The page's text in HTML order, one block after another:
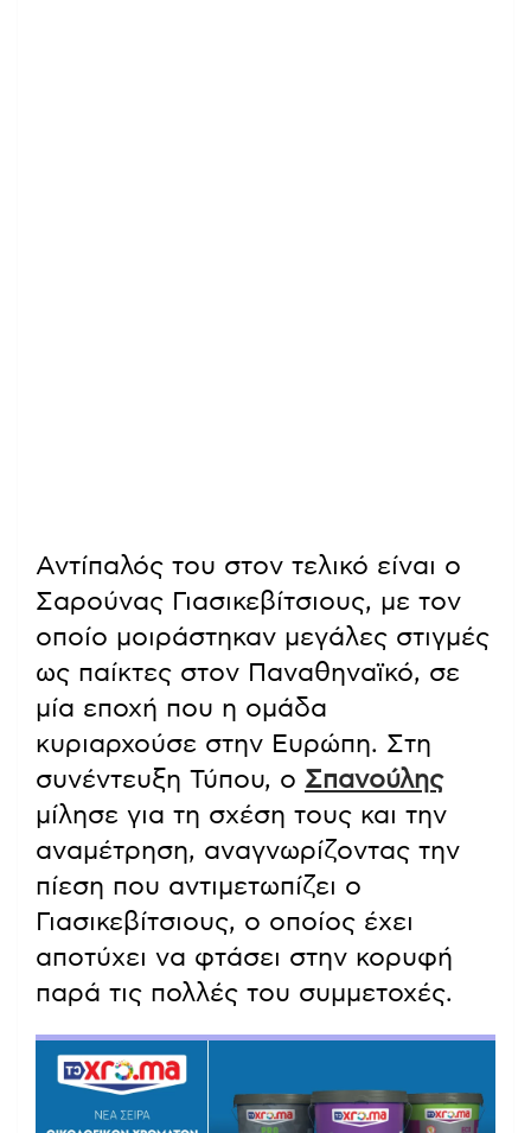
Αντίπαλός του στον τελικό είναι ο
Σαρούνας Γιασικεβίτσιους, με τον
οποίο μοιράστηκαν μεγάλες στιγμές
ως παίκτες στον Παναθηναϊκό, σε
μία εποχή που η ομάδα
κυριαρχούσε στην Ευρώπη. Στη
συνέντευξη Τύπου, ο Σπανούλης
μίλησε για τη σχέση τους και την
αναμέτρηση, αναγνωρίζοντας την
πίεση που αντιμετωπίζει ο
Γιασικεβίτσιους, ο οποίος έχει
αποτύχει να φτάσει στην κορυφή
παρά τις πολλές του συμμετοχές.